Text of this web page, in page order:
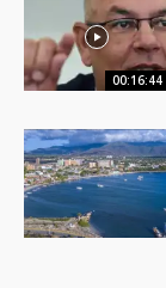
00:16:44